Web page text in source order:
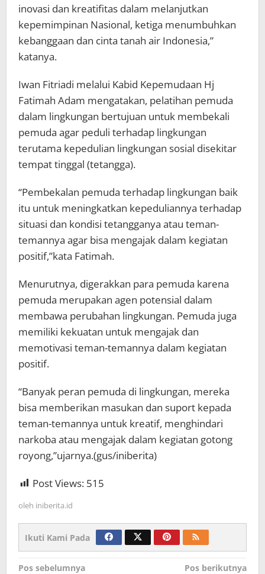
inovasi dan kreatifitas dalam melanjutkan
kepemimpinan Nasional, ketiga menumbuhkan
kebanggaan dan cinta tanah air Indonesia,”
katanya.
Iwan Fitriadi melalui Kabid Kepemudaan Hj
Fatimah Adam mengatakan, pelatihan pemuda
dalam lingkungan bertujuan untuk membekali
pemuda agar peduli terhadap lingkungan
terutama kepedulian lingkungan sosial disekitar
tempat tinggal (tetangga).
“Pembekalan pemuda terhadap lingkungan baik
itu untuk meningkatkan kepeduliannya terhadap
situasi dan kondisi tetangganya atau teman-
temannya agar bisa mengajak dalam kegiatan
positif,”kata Fatimah.
Menurutnya, digerakkan para pemuda karena
pemuda merupakan agen potensial dalam
membawa perubahan lingkungan. Pemuda juga
memiliki kekuatan untuk mengajak dan
memotivasi teman-temannya dalam kegiatan
positif.
“Banyak peran pemuda di lingkungan, mereka
bisa memberikan masukan dan suport kepada
teman-temannya untuk kreatif, menghindari
narkoba atau mengajak dalam kegiatan gotong
royong,”ujarnya.(gus/iniberita)
Post Views: 515
oleh iniberita.id
Ikuti Kami Pada
Pos sebelumnya Pos berikutnya